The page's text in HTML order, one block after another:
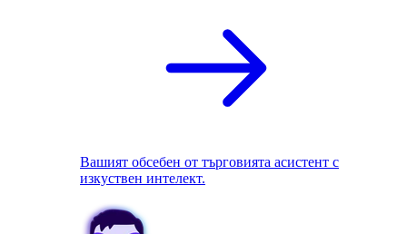
Вашият обсебен от търговията асистент с
изкуствен интелект.